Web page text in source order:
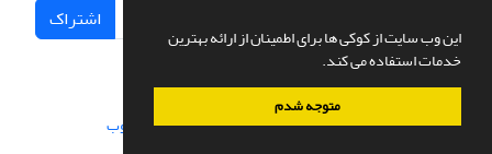
این وب سایت از کوکی ها برای اطمینان از ارائه بهترین
خدمات استفاده می کند.
متوجه شدم
اشتراک
سامانه مدیریت نشریات علمی.طراحی و پیاده سازی از سیناوب